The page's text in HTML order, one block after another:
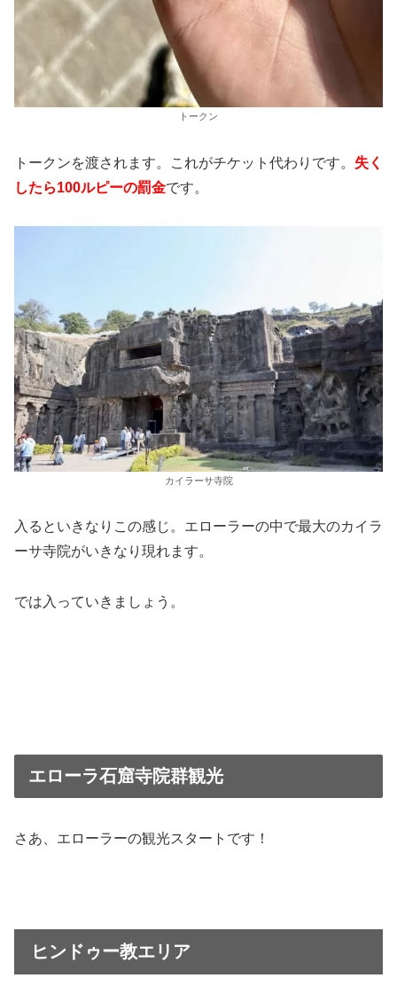
トークン
トークンを渡されます。これがチケット代わりです。 失く
したら100ルピーの罰金です。
カイラーサ寺院
入るといきなりこの感じ。エローラーの中で最大のカイラ
ーサ寺院がいきなり現れます。
では入っていきましょう。
エローラ石窟寺院群観光
さあ、エローラーの観光スタートです！
ヒンドゥー教エリア